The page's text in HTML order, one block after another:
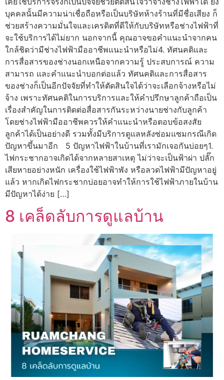
บุคคลนั้นมีความน่าเชื่อถือหรือเป็นบริษัทห้างร้านที่มีชื่อเสียง ก็
ช่วยสร้างความมั่นใจและเครดิตที่ดีให้กับบริษัทหรือช่างไฟฟ้าที่
จะใช้บริการได้ไม่ยาก นอกจากนี้ คุณอาจขอคำแนะนำจากคน
ใกล้ชิดว่ามีช่างไฟฟ้ามืออาชีพแนะนำหรือไม่4. ทัศนคติและ
การสื่อสารของช่างนอกเหนือจากความรู้ ประสบการณ์ ความ
สามารถ และคำแนะนำบอกต่อแล้ว ทัศนคติและการสื่อสาร
ของช่างก็เป็นอีกปัจจัยที่ทำให้ตัดสินใจได้ว่าจะเลือกจ้างหรือไม่
จ้าง เพราะทัศนคติในการบริการและให้คำปรึกษาลูกค้าถือเป็น
เรื่องสำคัญในการติดต่อสื่อสารกันระหว่างนายช่างกับลูกค้า
โดยช่างไฟฟ้ามืออาชีพควรให้คำแนะนำหรือตอบข้อสงสัย
ลูกค้าได้เป็นอย่างดี รวมทั้งมีบริการดูแลหลังซ่อมแซมกรณีเกิด
ปัญหาขึ้นมาอีก 5 ปัญหาไฟฟ้าในบ้านที่เรามักเจอกันบ่อยๆ1.
ไฟกระชากอาจเกิดได้จากหลายสาเหตุ ไม่ว่าจะเป็นฟ้าผ่า ปลั๊ก
เสียหายอย่างหนัก เครื่องใช้ไฟฟ้าพัง หรือลวดไฟฟ้ามีปัญหาอยู่
แล้ว หากเกิดไฟกระชากบ่อยอาจทำให้การใช้ไฟฟ้าภายในบ้าน
มีปัญหาได้ง่าย […]
8 เคล็ดลับการดูแลบ้าน